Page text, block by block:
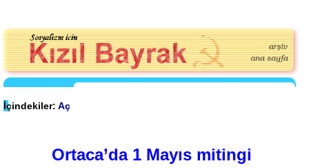
İçindekiler: Aç
Ortaca’da 1 Mayıs mitingi